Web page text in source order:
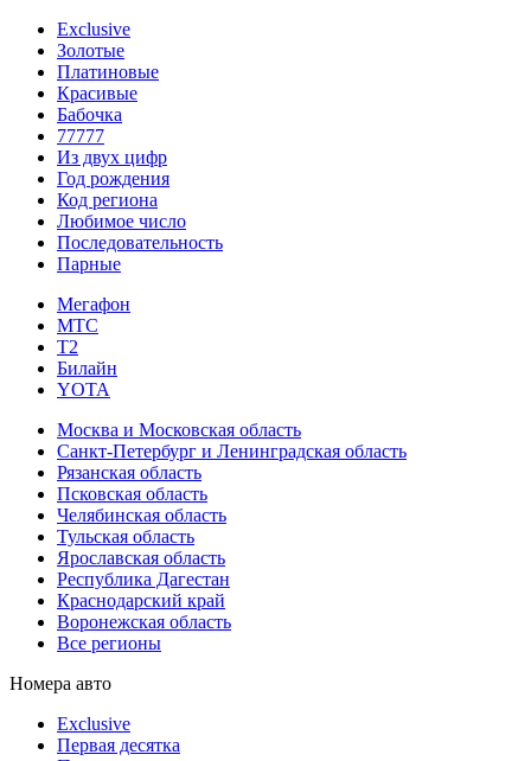
Exclusive
Золотые
Платиновые
Красивые
Бабочка
77777
Из двух цифр
Год рождения
Код региона
Любимое число
Последовательность
Парные
Мегафон
МТС
Т2
Билайн
YOTA
Москва и Московская область
Санкт-Петербург и Ленинградская область
Рязанская область
Псковская область
Челябинская область
Тульская область
Ярославская область
Республика Дагестан
Краснодарский край
Воронежская область
Все регионы
Номера авто
Exclusive
Первая десятка